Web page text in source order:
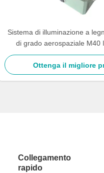
Sistema di illuminazione a
di grado aerospaziale M40
Ottenga il migliore
Collegamento
rapido